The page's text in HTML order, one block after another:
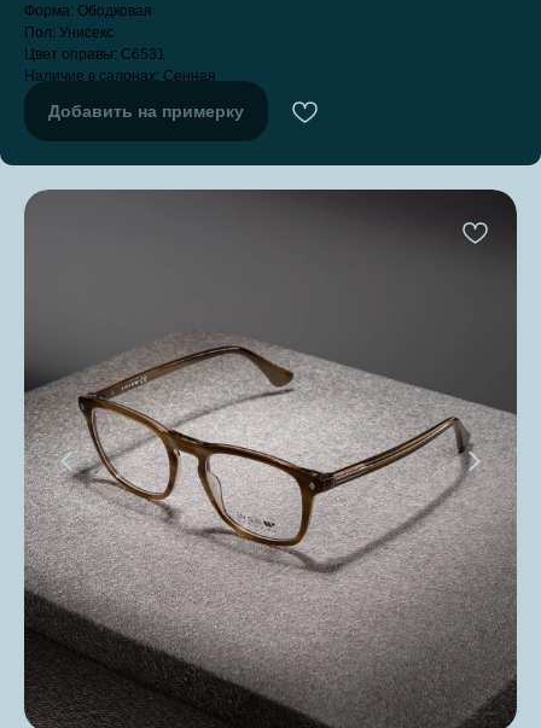
Добавить на примерку
Форма: Ободковая
Пол: Унисекс
Цвет оправы: C6531
Наличие в салонах: Сенная